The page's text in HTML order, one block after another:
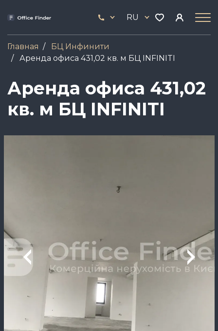
содержанию
444
17
RU
Главная
БЦ Инфинити
Аренда офиса 431,02 кв. м БЦ INFINITI
Аренда офиса 431,02
кв. м БЦ INFINITI